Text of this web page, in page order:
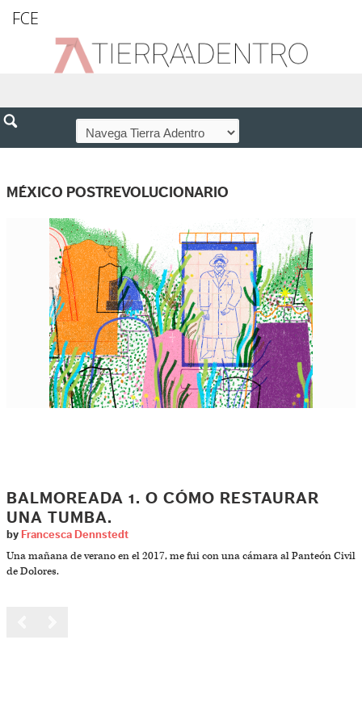
FCE
MÉXICO POSTREVOLUCIONARIO
BALMOREADA 1. O CÓMO RESTAURAR
UNA TUMBA.
by Francesca Dennstedt
Una mañana de verano en el 2017, me fui con una cámara al Panteón Civil
de Dolores.